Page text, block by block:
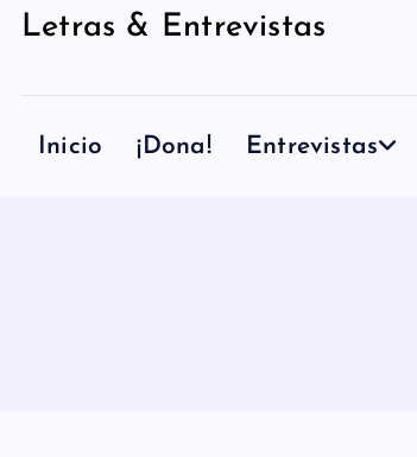
Letras & Entrevistas
Inicio ¡Dona! Entrevistas